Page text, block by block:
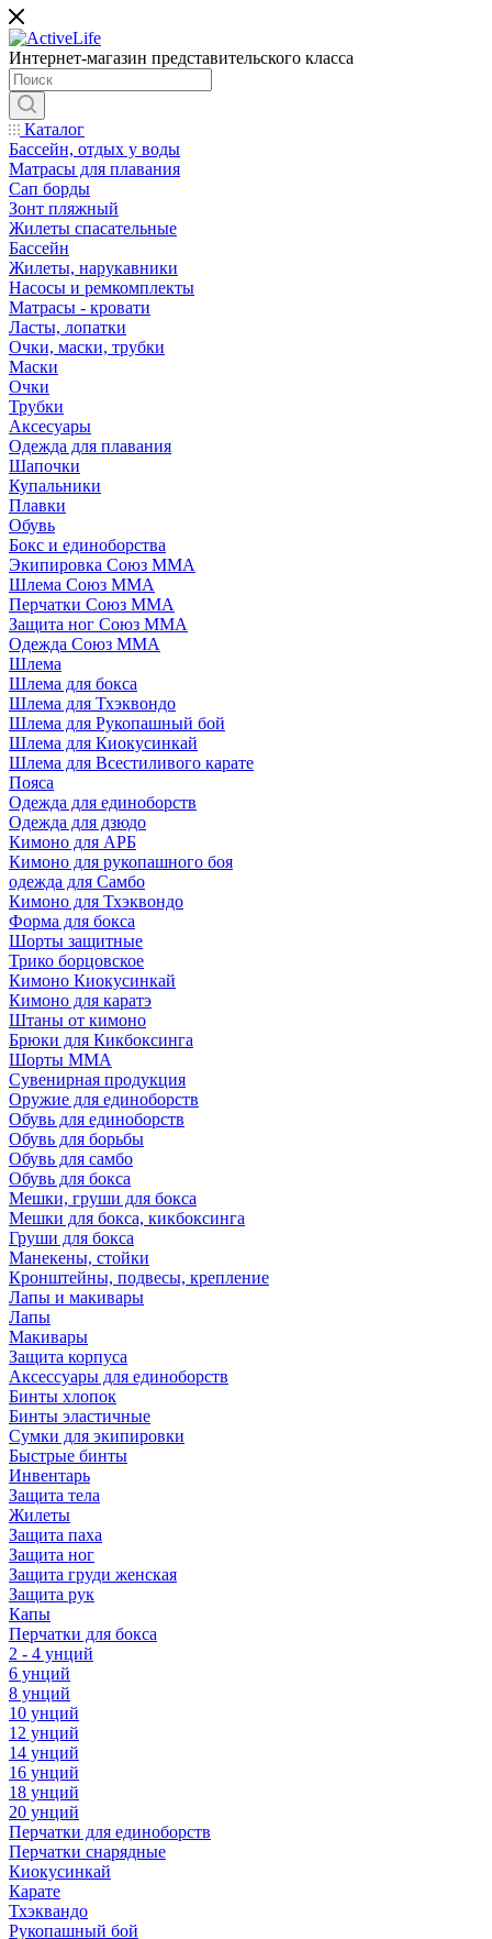
Интернет-магазин представительского класса
Каталог
Бассейн, отдых у воды
Матрасы для плавания
Сап борды
Зонт пляжный
Жилеты спасательные
Бассейн
Жилеты, нарукавники
Насосы и ремкомплекты
Матрасы - кровати
Ласты, лопатки
Очки, маски, трубки
Маски
Очки
Трубки
Аксесуары
Одежда для плавания
Шапочки
Купальники
Плавки
Обувь
Бокс и единоборства
Экипировка Союз ММА
Шлема Союз ММА
Перчатки Союз ММА
Защита ног Союз ММА
Одежда Союз ММА
Шлема
Шлема для бокса
Шлема для Тхэквондо
Шлема для Рукопашный бой
Шлема для Киокусинкай
Шлема для Всестиливого карате
Пояса
Одежда для единоборств
Одежда для дзюдо
Кимоно для АРБ
Кимоно для рукопашного боя
одежда для Самбо
Кимоно для Тхэквондо
Форма для бокса
Шорты защитные
Трико борцовское
Кимоно Киокусинкай
Кимоно для каратэ
Штаны от кимоно
Брюки для Кикбоксинга
Шорты ММА
Сувенирная продукция
Оружие для единоборств
Обувь для единоборств
Обувь для борьбы
Обувь для самбо
Обувь для бокса
Мешки, груши для бокса
Мешки для бокса, кикбоксинга
Груши для бокса
Манекены, стойки
Кронштейны, подвесы, крепление
Лапы и макивары
Лапы
Макивары
Защита корпуса
Аксессуары для единоборств
Бинты хлопок
Бинты эластичные
Сумки для экипировки
Быстрые бинты
Инвентарь
Защита тела
Жилеты
Защита паха
Защита ног
Защита груди женская
Защита рук
Капы
Перчатки для бокса
2 - 4 унций
6 унций
8 унций
10 унций
12 унций
14 унций
16 унций
18 унций
20 унций
Перчатки для единоборств
Перчатки снарядные
Киокусинкай
Карате
Тхэквандо
Рукопашный бой